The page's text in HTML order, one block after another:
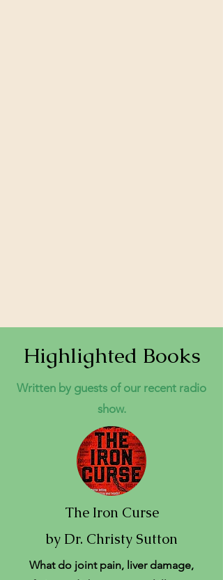
Highlighted Books
Written by guests of our recent radio
show.
The Iron Curse
by Dr. Christy Sutton
What do joint pain, liver damage,